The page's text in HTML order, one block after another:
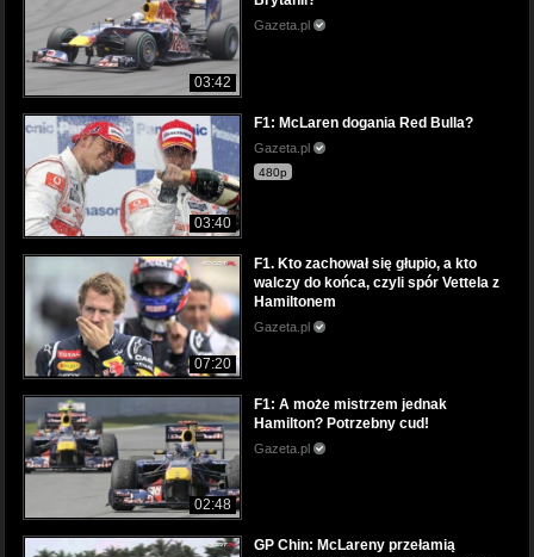
03:42
Gazeta.pl
03:40
F1: McLaren dogania Red Bulla?
Gazeta.pl
480p
07:20
F1. Kto zachował się głupio, a kto
walczy do końca, czyli spór Vettela z
Hamiltonem
Gazeta.pl
02:48
F1: A może mistrzem jednak
Hamilton? Potrzebny cud!
Gazeta.pl
GP Chin: McLareny przełamią